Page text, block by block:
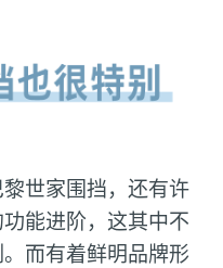
世家围挡，还有许
能进阶，这其中不
而有着鲜明品牌形